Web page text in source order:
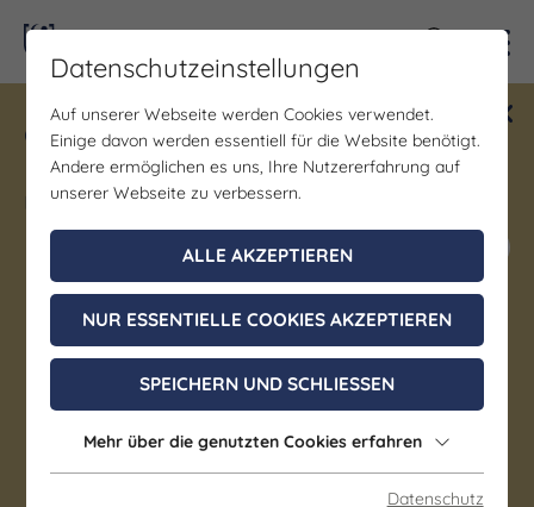
Gewinne ein Blind Date mit Saale-
Unstrut! Teilnahme vom 1.7. - 18.12.
möglich.
Jetzt mitmachen
Führung/Besichtigung
JEDEN SAMSTAG Erlebnis
Merseburg - Die Öffentliche
Stadtführung
Datenschutzeinstellungen
Auf unserer Webseite werden Cookies verwendet.
Einige davon werden essentiell für die Website benötigt.
Andere ermöglichen es uns, Ihre Nutzererfahrung auf
unserer Webseite zu verbessern.
ALLE AKZEPTIEREN
NUR ESSENTIELLE COOKIES AKZEPTIEREN
SPEICHERN UND SCHLIESSEN
Mehr über die genutzten Cookies erfahren
Datenschutz